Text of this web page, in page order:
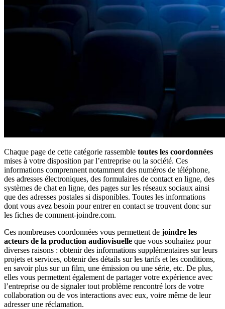
Chaque page de cette catégorie rassemble toutes les coordonnées
mises à votre disposition par l’entreprise ou la société. Ces
informations comprennent notamment des numéros de téléphone,
des adresses électroniques, des formulaires de contact en ligne, des
systèmes de chat en ligne, des pages sur les réseaux sociaux ainsi
que des adresses postales si disponibles. Toutes les informations
dont vous avez besoin pour entrer en contact se trouvent donc sur
les fiches de comment-joindre.com.
Ces nombreuses coordonnées vous permettent de joindre les
acteurs de la production audiovisuelle que vous souhaitez pour
diverses raisons : obtenir des informations supplémentaires sur leurs
projets et services, obtenir des détails sur les tarifs et les conditions,
en savoir plus sur un film, une émission ou une série, etc. De plus,
elles vous permettent également de partager votre expérience avec
l’entreprise ou de signaler tout problème rencontré lors de votre
collaboration ou de vos interactions avec eux, voire même de leur
adresser une réclamation.